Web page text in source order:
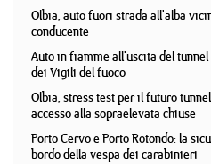
Olbia, auto fuori strada all'alba
conducente
Auto in fiamme all'uscita del
dei Vigili del fuoco
Olbia, stress test per il futuro
accesso alla sopraelevata chiuse
Porto Cervo e Porto Rotondo: la
bordo della vespa dei carabinieri